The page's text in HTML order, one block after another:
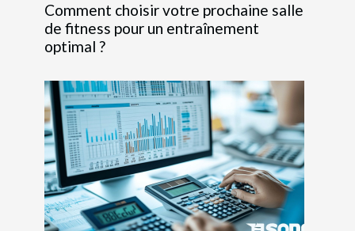
Comment choisir votre prochaine salle
de fitness pour un entraînement
optimal ?